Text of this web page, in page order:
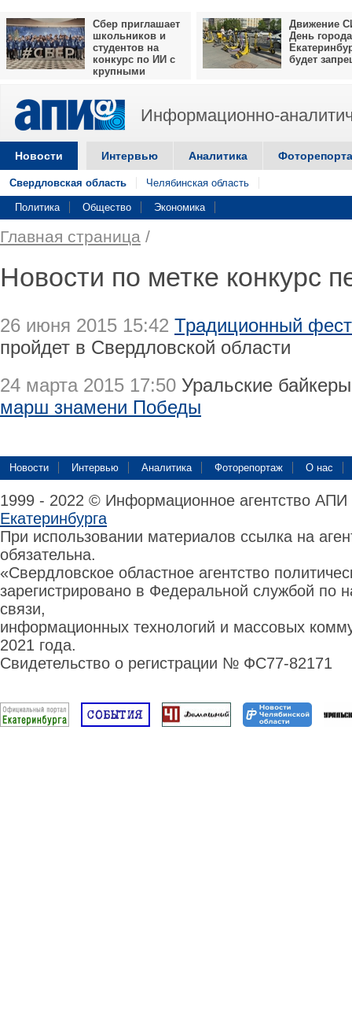
Сбер приглашает
школьников и
студентов на
конкурс по ИИ с
крупными
Движение
День города
будет
Информационно-
Новости Интервью Аналитика
Свердловская область Челябинская область
Политика Общество Экономика
Главная страница /
Новости по метке конкурс
26 июня 2015 15:42 Традиционный
пройдет в Свердловской области
24 марта 2015 17:50 Уральские
марш знамени Победы
Новости Интервью Аналитика Фоторепортаж О нас
1999 - 2022 © Информационное агентство
Екатеринбурга
При использовании материалов ссылка на
обязательна.
«Свердловское областное агентство
зарегистрировано в Федеральной службой по
связи,
информационных технологий и массовых
2021 года.
Свидетельство о регистрации № ФС77-82171